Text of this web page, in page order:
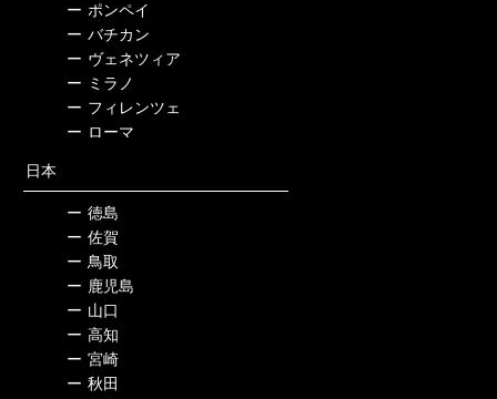
ー ポンペイ
ー バチカン
ー ヴェネツィア
ー ミラノ
ー フィレンツェ
ー ローマ
日本
ー 徳島
ー 佐賀
ー 鳥取
ー 鹿児島
ー 山口
ー 高知
ー 宮崎
ー 秋田